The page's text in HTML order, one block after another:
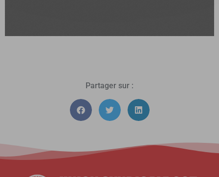
Partager sur :